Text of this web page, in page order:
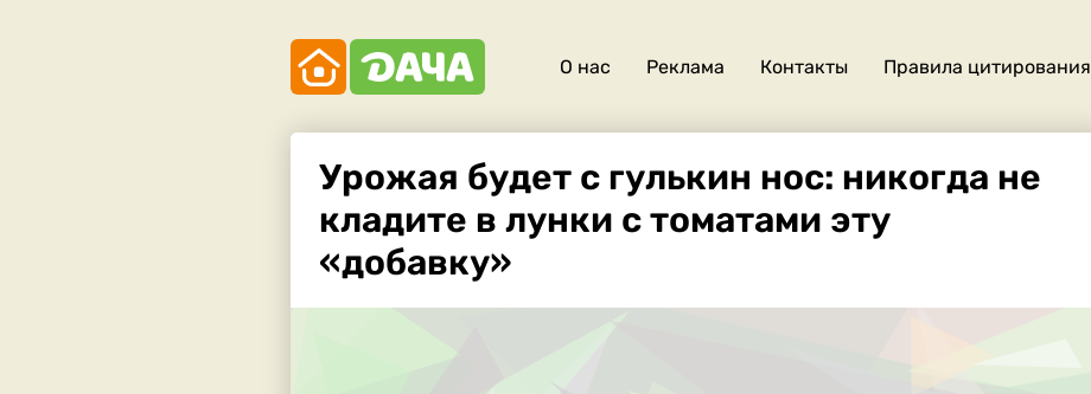
нас
О нас Реклама Контакты Правила цитирования
Урожая будет с гулькин нос: никогда не
кладите в лунки с томатами эту
«добавку»